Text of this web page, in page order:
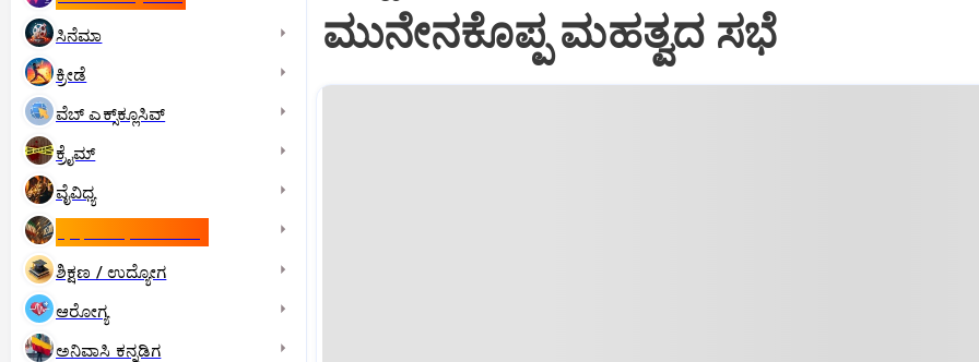
ಸಿನೆಮಾ
ಕ್ರೀಡೆ
ವೆಬ್ ಎಕ್ಸ್‌ಕ್ಲೂಸಿವ್
ಕ್ರೈಮ್
ವೈವಿಧ್ಯ
ಶಿಕ್ಷಣ / ಉದ್ಯೋಗ
ಆರೋಗ್ಯ
ಅನಿವಾಸಿ ಕನ್ನಡಿಗ
ಮುನೇನಕೊಪ್ಪ ಮಹತ್ವದ ಸಭೆ